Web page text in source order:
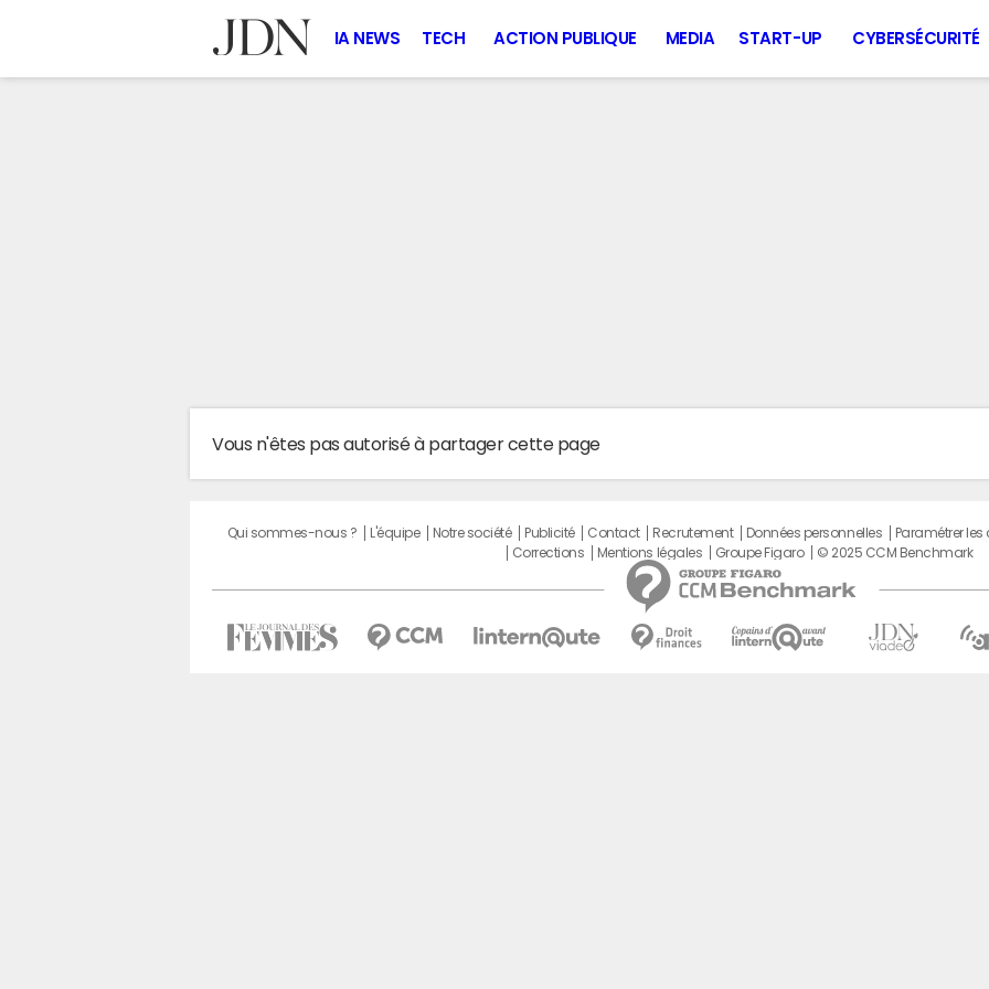
IA NEWS TECH ACTION PUBLIQUE MEDIA START-UP CYBERSÉCURITÉ
Vous n'êtes pas autorisé à partager cette page
Qui sommes-nous ? L'équipe Notre société Publicité Contact Recrutement Données personnelles Paramétrer les
Corrections
Mentions légales Groupe Figaro © 2025 CCM Benchmark